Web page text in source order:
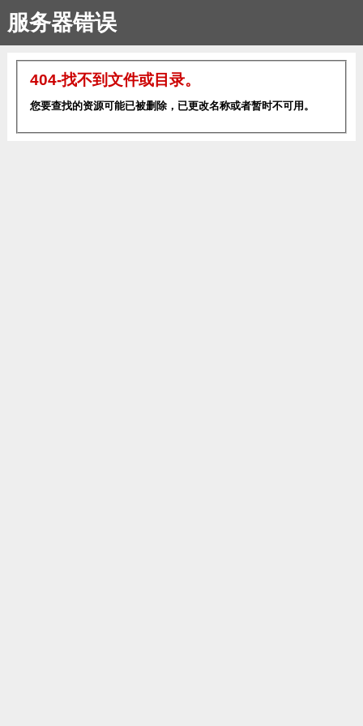
服务器错误
404-找不到文件或目录。
您要查找的资源可能已被删除，已更改名称或者暂时不可用。